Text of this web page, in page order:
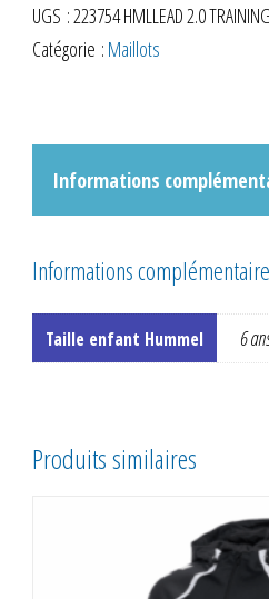
D'ENTRAÎNEMENT
ZIPPÉ
UGS : 223754 HMLLEAD 2.0
Catégorie : Maillots
Informations
Informations
Taille enfant Hummel 6
Produits similaires